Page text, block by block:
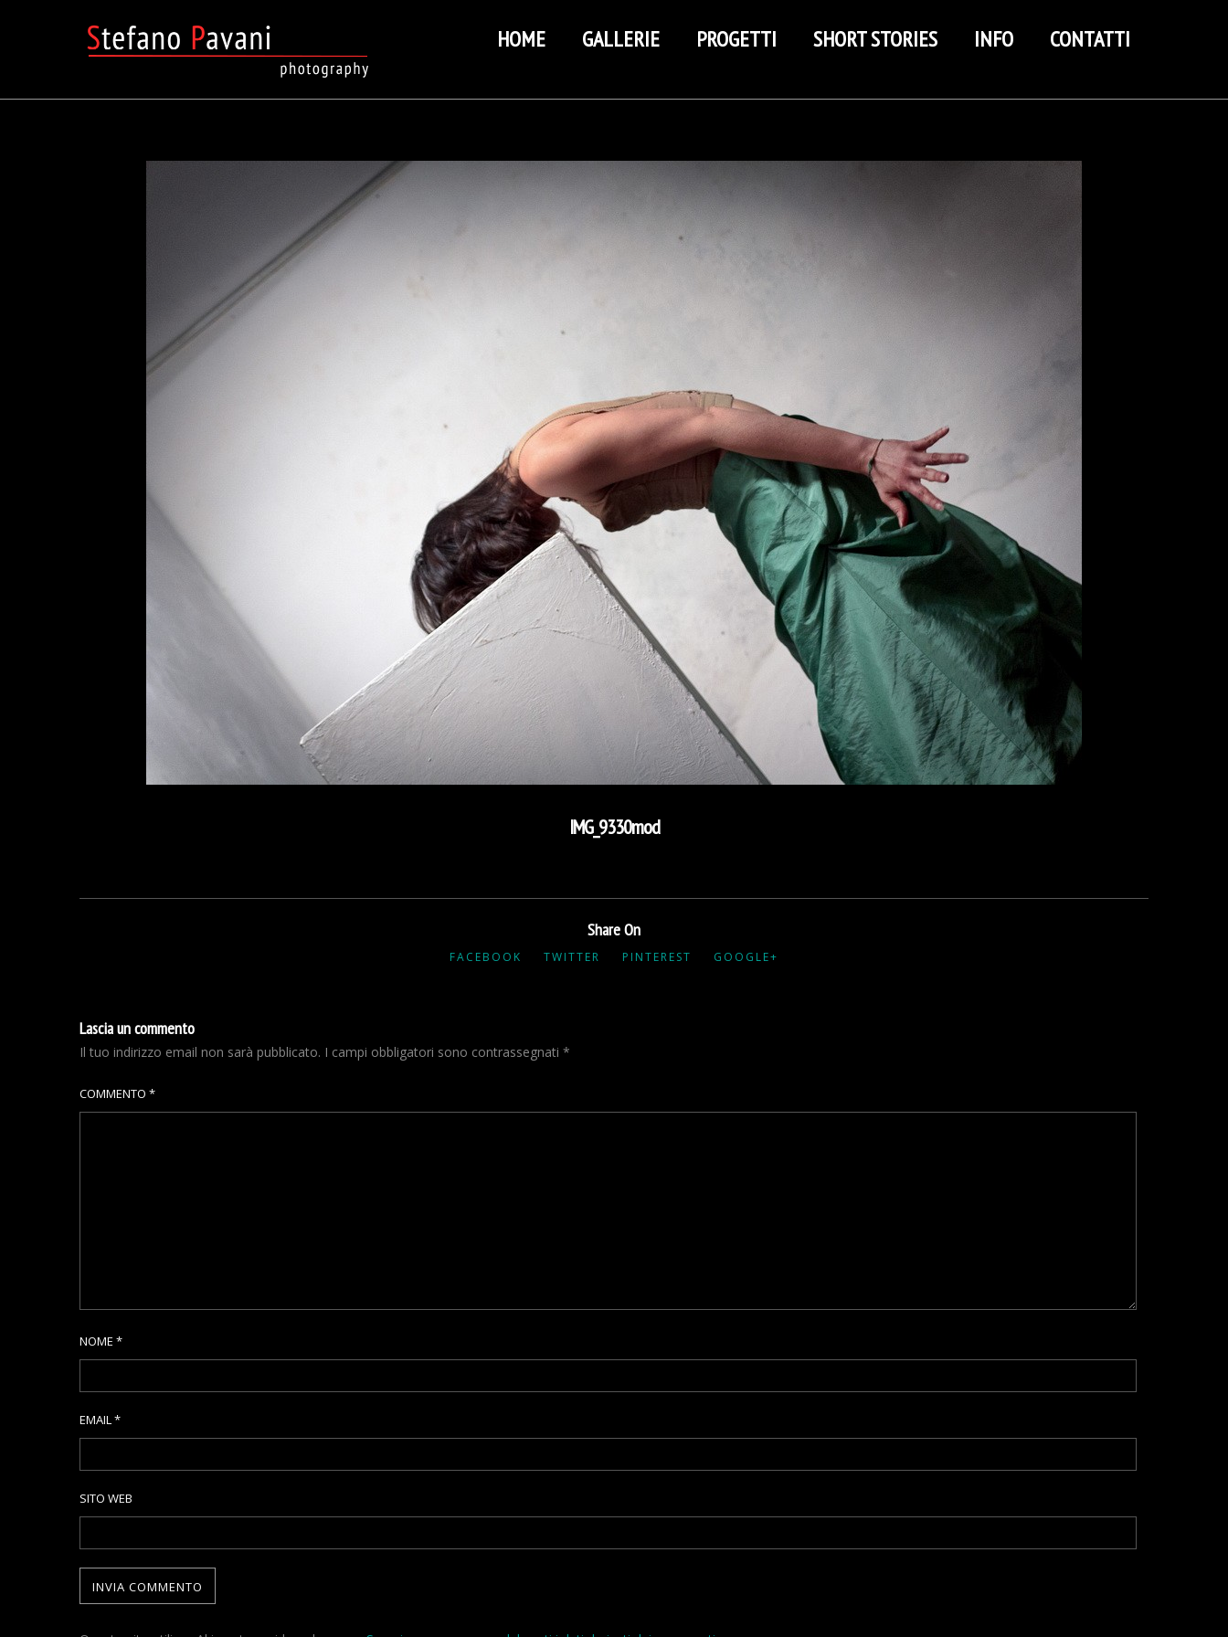
HOME GALLERIE PROGETTI SHORT STORIES INFO CONTATTI
IMG_9330mod
Share On
FACEBOOK TWITTER PINTEREST GOOGLE+
Lascia un commento
Il tuo indirizzo email non sarà pubblicato. I campi obbligatori sono contrassegnati *
COMMENTO *
NOME *
EMAIL*
SITO WEB